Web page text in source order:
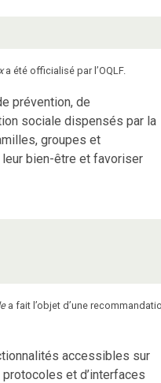
a été officialisé par l’OQLF.
prévention, de
sociale dispensés par la
groupes et
bien-être et favoriser
a fait l’objet d’une
accessibles sur
et d’interfaces